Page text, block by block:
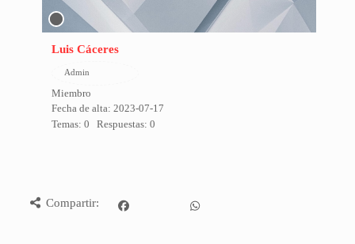
Luis Cáceres
Admin
Miembro
Fecha de alta: 2023-07-17
Temas: 0
Respuestas: 0
Compartir: